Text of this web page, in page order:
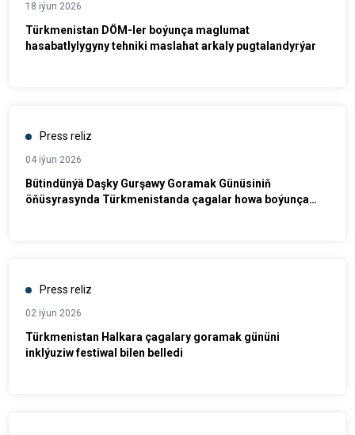
18 iýun 2026
Türkmenistan DÖM-ler boýunça maglumat
hasabatlylygyny tehniki maslahat arkaly pugtalandyrýar
Press reliz
04 iýun 2026
Bütindünýä Daşky Gurşawy Goramak Günüsiniň
öňüsyrasynda Türkmenistanda çagalar howa boýunça
Press reliz
02 iýun 2026
Türkmenistan Halkara çagalary goramak gününi
inklýuziw festiwal bilen belledi